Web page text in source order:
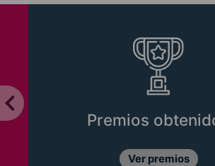
Premios obtenidos